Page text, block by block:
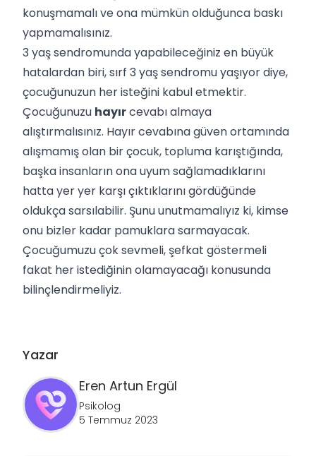
konuşmamalı ve ona mümkün olduğunca baskı
yapmamalısınız.
3 yaş sendromunda yapabileceğiniz en büyük
hatalardan biri, sırf 3 yaş sendromu yaşıyor diye,
çocuğunuzun her isteğini kabul etmektir.
Çocuğunuzu hayırcevabı almaya
alıştırmalısınız. Hayır cevabına güven ortamında
alışmamış olan bir çocuk, topluma karıştığında,
başka insanların ona uyum sağlamadıklarını
hatta yer yer karşı çıktıklarını gördüğünde
oldukça sarsılabilir. Şunu unutmamalıyız ki, kimse
onu bizler kadar pamuklara sarmayacak.
Çocuğumuzu çok sevmeli, şefkat göstermeli
fakat her istediğinin olamayacağı konusunda
bilinçlendirmeliyiz.
Yazar
Eren Artun Ergül
Psikolog
5 Temmuz 2023